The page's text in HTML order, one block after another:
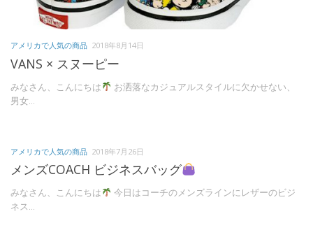
アメリカで人気の商品 2018年8月14日
VANS × スヌーピー
みなさん、こんにちは
お洒落なカジュアルスタイルに欠かせない、
男女...
アメリカで人気の商品 2018年7月26日
メンズCOACH ビジネスバッグ
みなさん、こんにちは
今日はコーチのメンズラインにレザーのビジ
ネス...